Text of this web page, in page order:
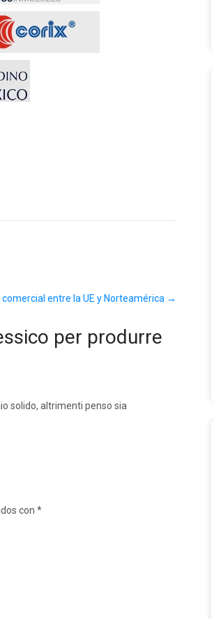
entre la UE y Norteamérica →
per produrre
solido, altrimenti penso sia
con *